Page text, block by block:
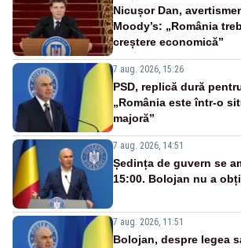
Nicușor Dan,
Moody’s: „România
creștere economică”
7 aug. 2026, 15:26
PSD, replică dură
„România este într-o
majoră”
7 aug. 2026, 14:51
Ședința de guvern se
15:00. Bolojan nu a
7 aug. 2026, 11:51
Bolojan, despre legea